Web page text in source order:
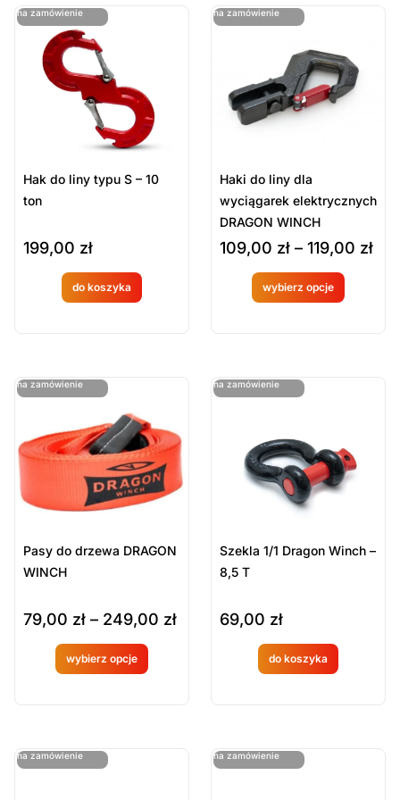
Sortuj Wg
Sort Products
Domyślne
Kategorie Produktów
Pojazdy i Wyposażenie Remiz
Wyciągarki
Wyciągarki i akcesoria
na zamówienie
ostatnie sztuki
Hak do liny typu S – 10
ton
199,00 zł
do koszyka
Produkt
na
zamówien
ie
na zamówienie
ostatnie sztuki
Haki do liny dla
wyciągarek elektrycznych
DRAGON WINCH
109,00 zł – 119,00 zł
wybierz opcje
Produkt
na
zamówien
na zamówienie
ostatnie sztuki
Pasy do drzewa DRAGON
WINCH
79,00 zł – 249,00 zł
wybierz opcje
Produkt
na
zamówien
na zamówienie
ostatnie sztuki
Szekla 1/1 Dragon Winch –
8,5 T
69,00 zł
do koszyka
Produkt
na
zamówien
na zamówienie
ostatnie sztuki na zamówienie
ostatnie sztuki